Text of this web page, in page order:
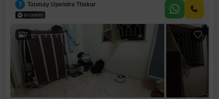
T Tanmay Upendra Thakur
7